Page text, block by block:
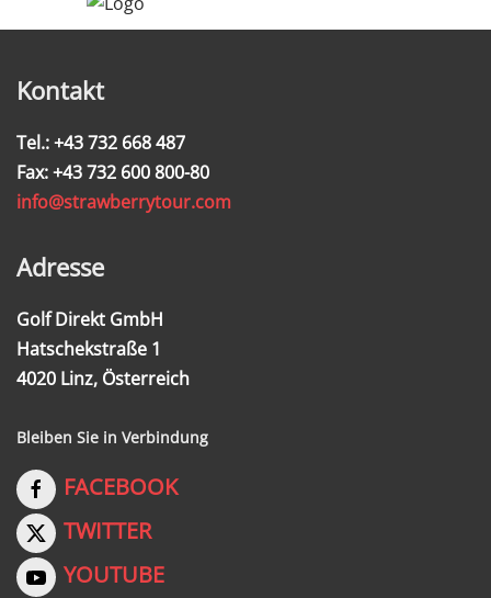
Kontakt
Tel.: +43 732 668 487
Fax: +43 732 600 800-80
info@strawberrytour.com
Adresse
Golf Direkt GmbH
Hatschekstraße 1
4020 Linz, Österreich
Bleiben Sie in Verbindung
FACEBOOK
TWITTER
YOUTUBE